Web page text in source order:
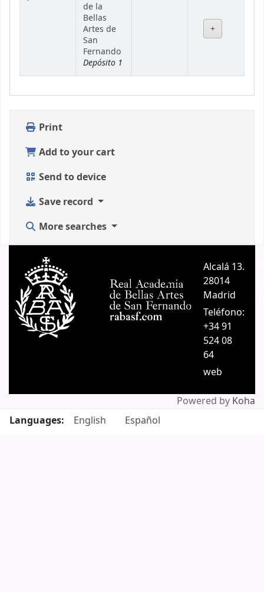
de la
Bellas
Artes de
San
Fernando
Depósito 1
Print
Add to your cart
Send to device
Save record
More searches
Alcalá 13.
28014
Madrid
Teléfono:
+34 91
524 08
64
web
Powered by Koha
Languages:
English Español